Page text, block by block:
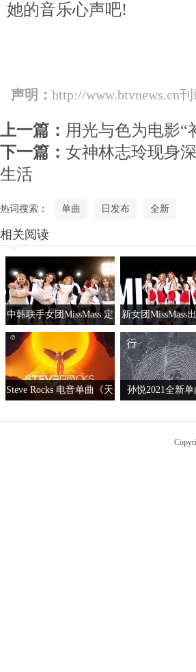
她的音乐心声吧!
声明：http://www.btvnews.cn
上一篇： 用光与色为电影“
下一篇： 女神林志玲现身
生活
热词搜索： 单曲 日发布 全新
相关阅读
中韩联手女团MissMass 定
位轻熟将携单曲出道
新女团MissMass
望超越学姐
Steve Rocks 电音单曲《天
孙悦2021全新